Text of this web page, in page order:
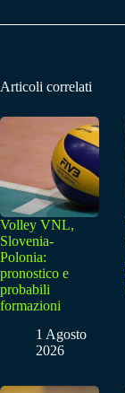
Articoli correlati
Volley VNL,
Slovenia-
Polonia:
pronostico e
probabili
formazioni
1 Agosto
2026